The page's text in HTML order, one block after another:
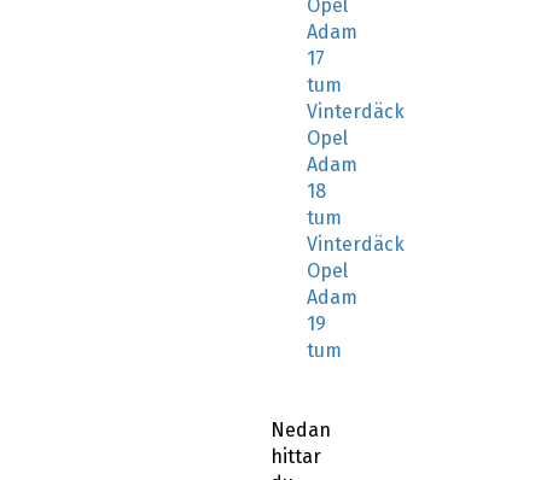
Opel
Adam
17
tum
Vinterdäck
Opel
Adam
18
tum
Vinterdäck
Opel
Adam
19
tum
Nedan
hittar